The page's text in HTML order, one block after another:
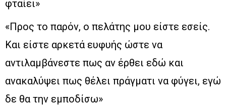
φταίει»
«Προς το παρόν, ο πελάτης μου είστε εσείς.
Και είστε αρκετά ευφυής ώστε να
αντιλαμβάνεστε πως αν έρθει εδώ και
ανακαλύψει πως θέλει πράγματι να φύγει, εγώ
δε θα την εμποδίσω»